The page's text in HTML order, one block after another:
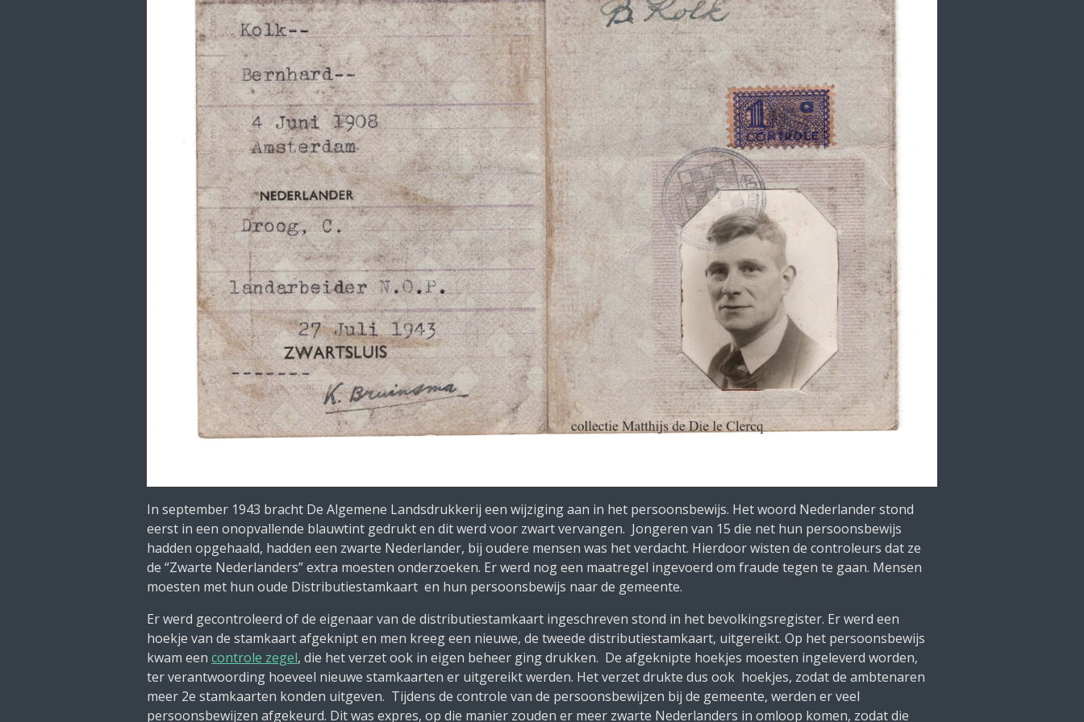
In september 1943 bracht De Algemene Landsdrukkerij een wijziging aan in het persoonsbewijs. Het woord Nederlander stond
eerst in een onopvallende blauwtint gedrukt en dit werd voor zwart vervangen. Jongeren van 15 die net hun persoonsbewijs
hadden opgehaald, hadden een zwarte Nederlander, bij oudere mensen was het verdacht. Hierdoor wisten de controleurs dat ze
de “Zwarte Nederlanders” extra moesten onderzoeken. Er werd nog een maatregel ingevoerd om fraude tegen te gaan. Mensen
moesten met hun oude Distributiestamkaart en hun persoonsbewijs naar de gemeente.
Er werd gecontroleerd of de eigenaar van de distributiestamkaart ingeschreven stond in het bevolkingsregister. Er werd een
hoekje van de stamkaart afgeknipt en men kreeg een nieuwe, de tweede distributiestamkaart, uitgereikt. Op het persoonsbewijs
kwam een controle zegel, die het verzet ook in eigen beheer ging drukken. De afgeknipte hoekjes moesten ingeleverd worden,
ter verantwoording hoeveel nieuwe stamkaarten er uitgereikt werden. Het verzet drukte dus ook hoekjes, zodat de ambtenaren
meer 2e stamkaarten konden uitgeven. Tijdens de controle van de persoonsbewijzen bij de gemeente, werden er veel
persoonsbewijzen afgekeurd. Dit was expres, op die manier zouden er meer zwarte Nederlanders in omloop komen, zodat die